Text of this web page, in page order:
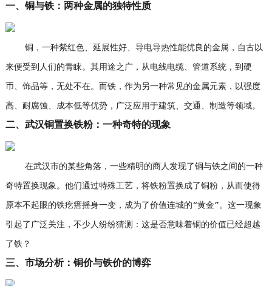
一、铜与铁：两种金属的独特性质
铜，一种紫红色、延展性好、导电导热性能优良的金属，自古以
来便受到人们的青睐。其用途之广，从电线电缆、管道系统，到硬
币、饰品等，无处不在。而铁，作为另一种常见的金属元素，以强度
高、耐腐蚀、成本低等优势，广泛应用于建筑、交通、制造等领域。
二、武汉铜置换铁粉：一种奇特的现象
在武汉市的某些角落，一些精明的商人发现了铜与铁之间的一种
奇特置换现象。他们通过特殊工艺，将铁粉置换成了铜粉，从而使得
原本不起眼的铁疙瘩摇身一变，成为了价值连城的“黄金”。这一现象
引起了广泛关注，不少人纷纷猜测：这是否意味着铜的价值已经超越
了铁？
三、市场分析：铜价与铁价的博弈